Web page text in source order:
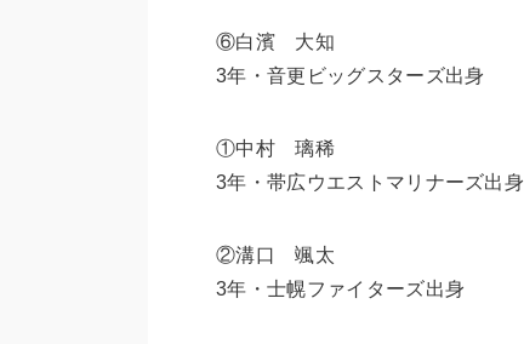
⑥白濱 大知
3年・音更ビッグスターズ出身
①中村 璃稀
3年・帯広ウエストマリナーズ出身
②溝口 颯太
3年・士幌ファイターズ出身